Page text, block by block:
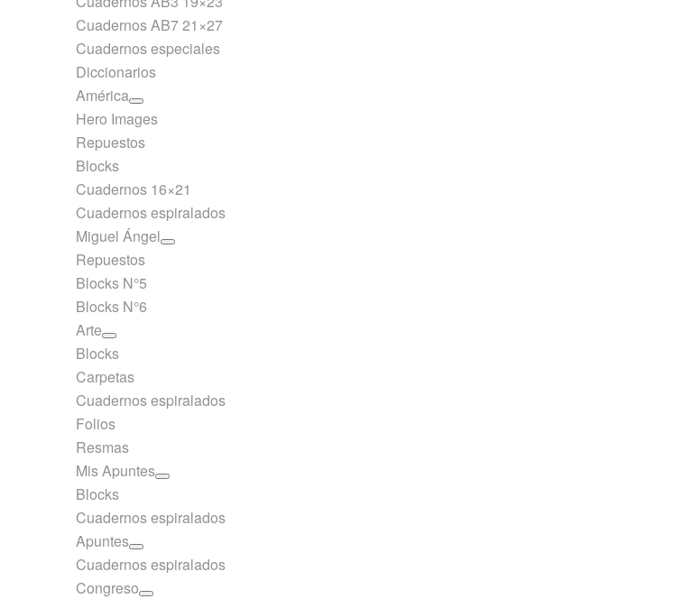
Cuadernos AB7 21×27
Cuadernos especiales
Diccionarios
América
Hero Images
Repuestos
Blocks
Cuadernos 16×21
Cuadernos espiralados
Miguel Ángel
Repuestos
Blocks N°5
Blocks N°6
Arte
Blocks
Carpetas
Cuadernos espiralados
Folios
Resmas
Mis Apuntes
Blocks
Cuadernos espiralados
Apuntes
Cuadernos espiralados
Congreso